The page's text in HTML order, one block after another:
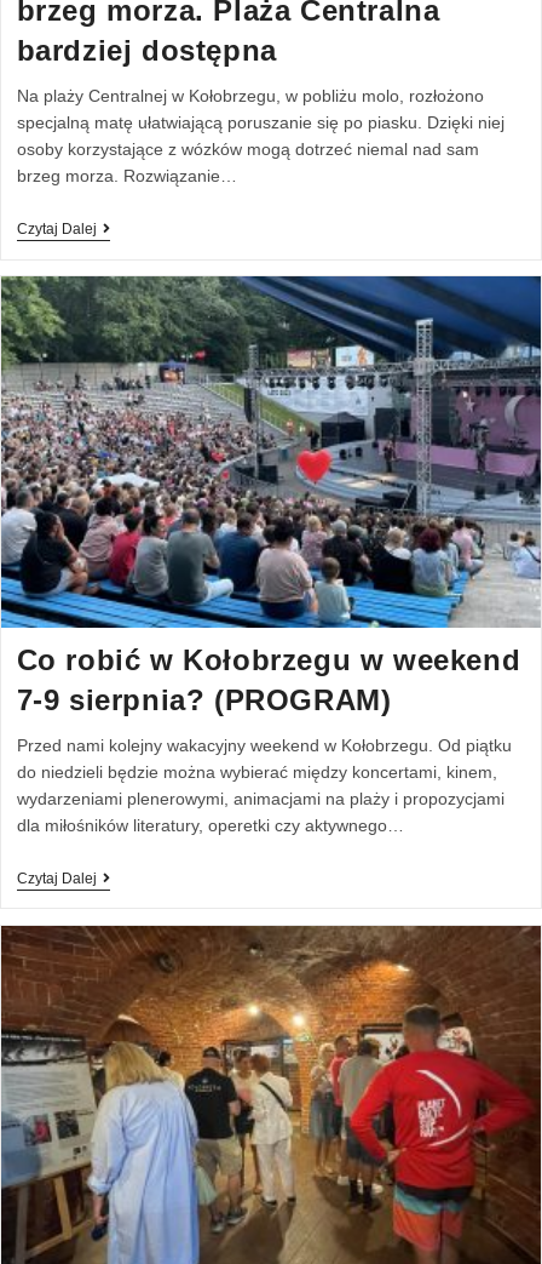
brzeg morza. Plaża Centralna
bardziej dostępna
Na plaży Centralnej w Kołobrzegu, w pobliżu molo, rozłożono
specjalną matę ułatwiającą poruszanie się po piasku. Dzięki niej
osoby korzystające z wózków mogą dotrzeć niemal nad sam
brzeg morza. Rozwiązanie…
Czytaj Dalej
Co robić w Kołobrzegu w weekend
7-9 sierpnia? (PROGRAM)
Przed nami kolejny wakacyjny weekend w Kołobrzegu. Od piątku
do niedzieli będzie można wybierać między koncertami, kinem,
wydarzeniami plenerowymi, animacjami na plaży i propozycjami
dla miłośników literatury, operetki czy aktywnego…
Czytaj Dalej